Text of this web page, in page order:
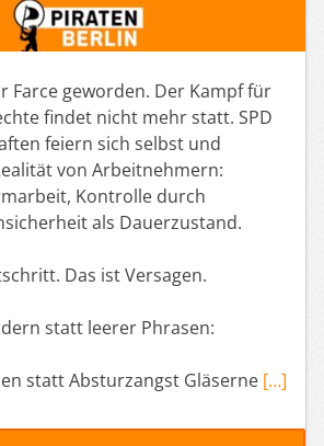
Farce geworden. Der Kampf für
findet nicht mehr statt. SPD
feiern sich selbst und
von Arbeitnehmern:
Kontrolle durch
als Dauerzustand.
Das ist Versagen.
statt leerer Phrasen:
statt Absturzangst Gläserne […]